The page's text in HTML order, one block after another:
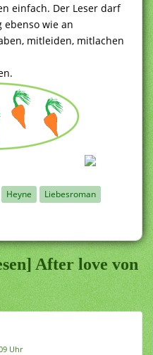
einfach. Der Leser darf
ebenso wie an
mitleiden, mitlachen
Heyne
Liebesroman
After love von
Uhr